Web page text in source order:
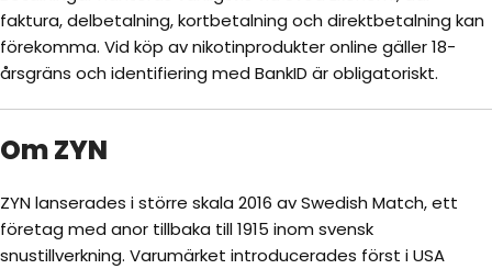
faktura, delbetalning, kortbetalning och direktbetalning kan
förekomma. Vid köp av nikotinprodukter online gäller 18-
årsgräns och identifiering med BankID är obligatoriskt.
Om ZYN
ZYN lanserades i större skala 2016 av Swedish Match, ett
företag med anor tillbaka till 1915 inom svensk
snustillverkning. Varumärket introducerades först i USA